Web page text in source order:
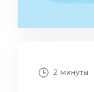
2 минуты